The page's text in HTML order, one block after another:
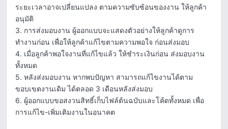
ระยะเวลาอาจเปลี่ยนแปลง ตามความซับซ้อนของงาน ให้ลูกค้า
อนุมัติ
3. การส่งมอบงาน ผู้ออกแบบจะแสดงตัวอย่างให้ลูกค้าดูการ
ทำงานก่อน เพื่อให้ลูกค้าแก้ไขตามความพอใจ ก่อนส่งมอบ
4. เมื่อลูกค้าพอใจงานที่แก้ไขแล้ว ให้ชำระเงินก่อน ส่งมอบงาน
ทั้งหมด
5. หลังส่งมอบงาน หากพบปัญหา สามารถแก้ไขงานได้ตาม
ขอบเขตงานเดิม ได้ตลอด 3 เดือนหลังส่งมอบ
6. ผู้ออกแบบขอสงวนสิทธิ์เก็บไฟล์ต้นฉบับและโค้ดทั้งหมด เพื่อ
การแก้ไข-เพิ่มเติมงานในอนาคต